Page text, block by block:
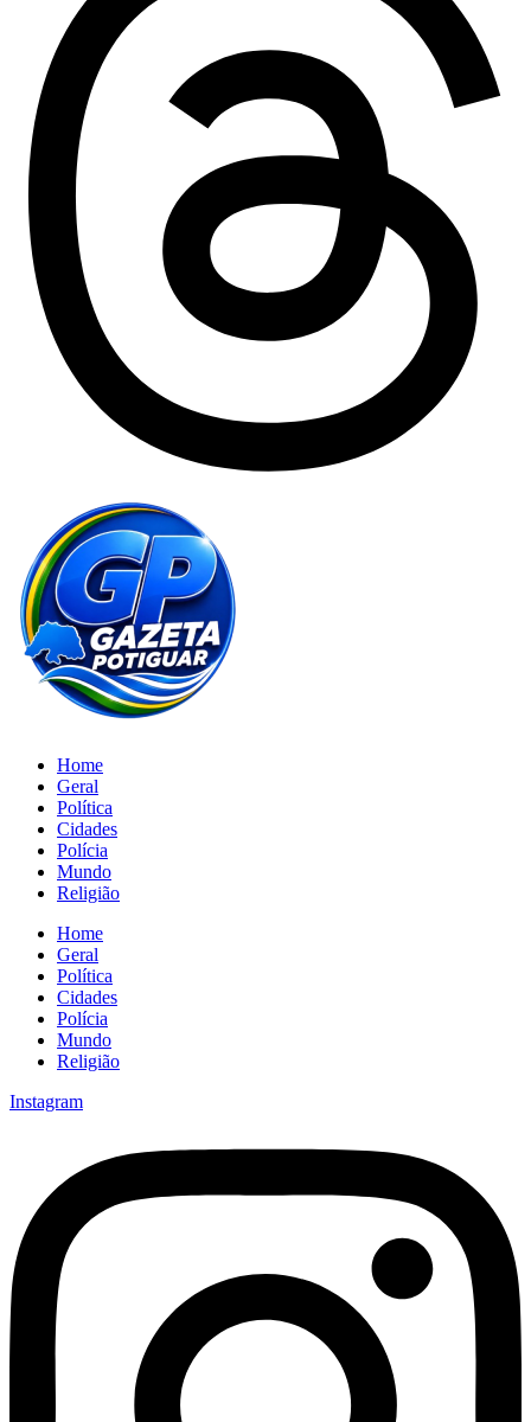
Home
Geral
Política
Cidades
Polícia
Mundo
Religião
Home
Geral
Política
Cidades
Polícia
Mundo
Religião
Instagram